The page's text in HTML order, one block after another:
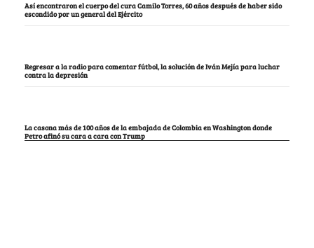
Así encontraron el cuerpo del cura Camilo Torres, 60 años después de haber sido
escondido por un general del Ejército
Regresar a la radio para comentar fútbol, la solución de Iván Mejía para luchar
contra la depresión
La casona más de 100 años de la embajada de Colombia en Washington donde
Petro afinó su cara a cara con Trump